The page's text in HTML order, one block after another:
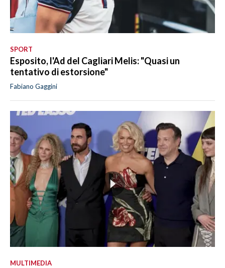
SPORT
Esposito, l'Ad del Cagliari Melis: "Quasi un
tentativo di estorsione"
Fabiano Gaggini
MULTIMEDIA